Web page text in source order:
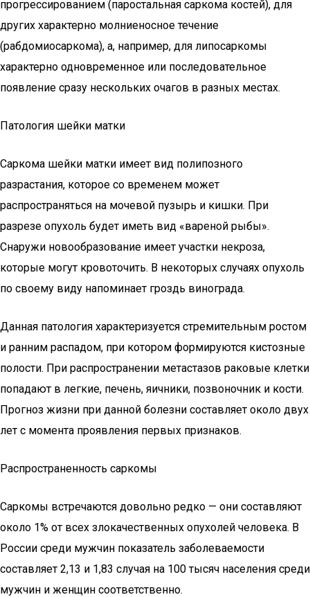
прогрессированием (паростальная саркома костей), для
других характерно молниеносное течение
(рабдомиосаркома), а, например, для липосаркомы
характерно одновременное или последовательное
появление сразу нескольких очагов в разных местах.
Патология шейки матки
Саркома шейки матки имеет вид полипозного
разрастания, которое со временем может
распространяться на мочевой пузырь и кишки. При
разрезе опухоль будет иметь вид «вареной рыбы».
Снаружи новообразование имеет участки некроза,
которые могут кровоточить. В некоторых случаях опухоль
по своему виду напоминает гроздь винограда.
Данная патология характеризуется стремительным ростом
и ранним распадом, при котором формируются кистозные
полости. При распространении метастазов раковые клетки
попадают в легкие, печень, яичники, позвоночник и кости.
Прогноз жизни при данной болезни составляет около двух
лет с момента проявления первых признаков.
Распространенность саркомы
Саркомы встречаются довольно редко — они составляют
около 1% от всех злокачественных опухолей человека. В
России среди мужчин показатель заболеваемости
составляет 2,13 и 1,83 случая на 100 тысяч населения среди
мужчин и женщин соответственно.